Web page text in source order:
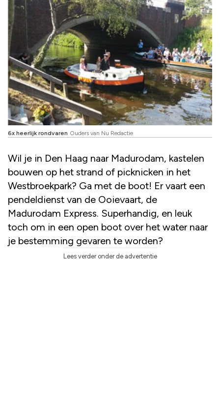
6x heerlijk rondvaren Ouders van Nu Redactie
Wil je in Den Haag naar Madurodam, kastelen
bouwen op het strand of picknicken in het
Westbroekpark? Ga met de boot! Er vaart een
pendeldienst van de Ooievaart, de
Madurodam Express. Superhandig, en leuk
toch om in een open boot over het water naar
je bestemming gevaren te worden?
Lees verder onder de advertentie